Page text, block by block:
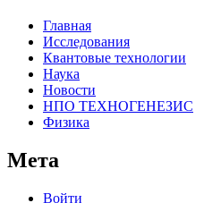
Главная
Исследования
Квантовые технологии
Наука
Новости
НПО ТЕХНОГЕНЕЗИС
Физика
Мета
Войти